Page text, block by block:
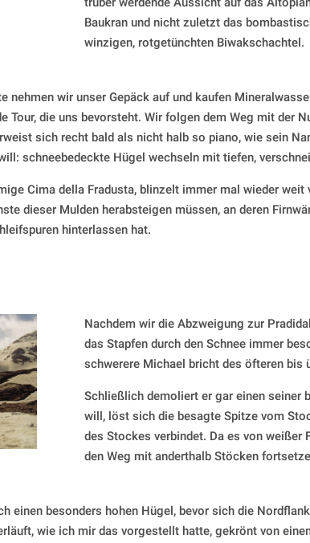
Baukran und nicht zuletzt das
winzigen, rotgetünchten Biwakschachtel.
nehmen wir unser Gepäck auf und kaufen
Tour, die uns bevorsteht. Wir folgen dem Weg mit der
sich recht bald als nicht halb so piano, wie sein
schneebedeckte Hügel wechseln mit tiefen,
Cima della Fradusta, blinzelt immer mal wieder weit
dieser Mulden herabsteigen müssen, an deren
hinterlassen hat.
Nachdem wir die Abzweigung zur
das Stapfen durch den Schnee immer
schwerere Michael bricht des öfteren bis
Schließlich demoliert er gar einen seiner
will, löst sich die besagte Spitze vom
des Stockes verbindet. Da es von weißer
den Weg mit anderthalb Stöcken
einen besonders hohen Hügel, bevor sich die
wie ich mir das vorgestellt hatte, gekrönt von